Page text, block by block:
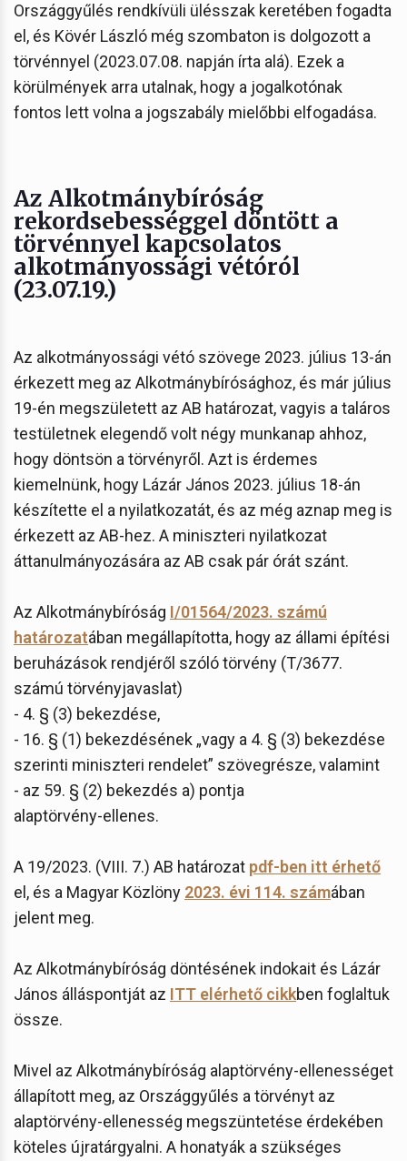
Országgyűlés rendkívüli ülésszak keretében fogadta
el, és Kövér László még szombaton is dolgozott a
törvénnyel (2023.07.08. napján írta alá). Ezek a
körülmények arra utalnak, hogy a jogalkotónak
fontos lett volna a jogszabály mielőbbi elfogadása.
Az Alkotmánybíróság
rekordsebességgel döntött a
törvénnyel kapcsolatos
alkotmányossági vétóról
(23.07.19.)
Az alkotmányossági vétó szövege 2023. július 13-án
érkezett meg az Alkotmánybírósághoz, és már július
19-én megszületett az AB határozat, vagyis a taláros
testületnek elegendő volt négy munkanap ahhoz,
hogy döntsön a törvényről. Azt is érdemes
kiemelnünk, hogy Lázár János 2023. július 18-án
készítette el a nyilatkozatát, és az még aznap meg is
érkezett az AB-hez. A miniszteri nyilatkozat
áttanulmányozására az AB csak pár órát szánt.
Az Alkotmánybíróság I/01564/2023. számú
határozatában megállapította, hogy az állami építési
beruházások rendjéről szóló törvény (T/3677.
számú törvényjavaslat)
- 4. § (3) bekezdése,
- 16. § (1) bekezdésének „vagy a 4. § (3) bekezdése
szerinti miniszteri rendelet” szövegrésze, valamint
- az 59. § (2) bekezdés a) pontja
alaptörvény-ellenes.
A 19/2023. (VIII. 7.) AB határozat pdf-ben itt érhető
el, és a Magyar Közlöny 2023. évi 114. számában
jelent meg.
Az Alkotmánybíróság döntésének indokait és Lázár
János álláspontját az ITT elérhető cikkben foglaltuk
össze.
Mivel az Alkotmánybíróság alaptörvény-ellenességet
állapított meg, az Országgyűlés a törvényt az
alaptörvény-ellenesség megszüntetése érdekében
köteles újratárgyalni. A honatyák a szükséges